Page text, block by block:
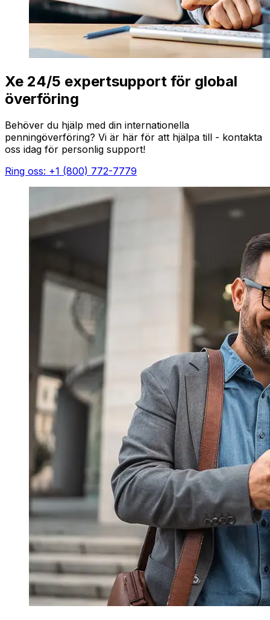
Xe 24/5 expertsupport för global
överföring
Behöver du hjälp med din internationella
penningöverföring? Vi är här för att hjälpa till - kontakta
oss idag för personlig support!
Ring oss: +1 (800) 772-7779